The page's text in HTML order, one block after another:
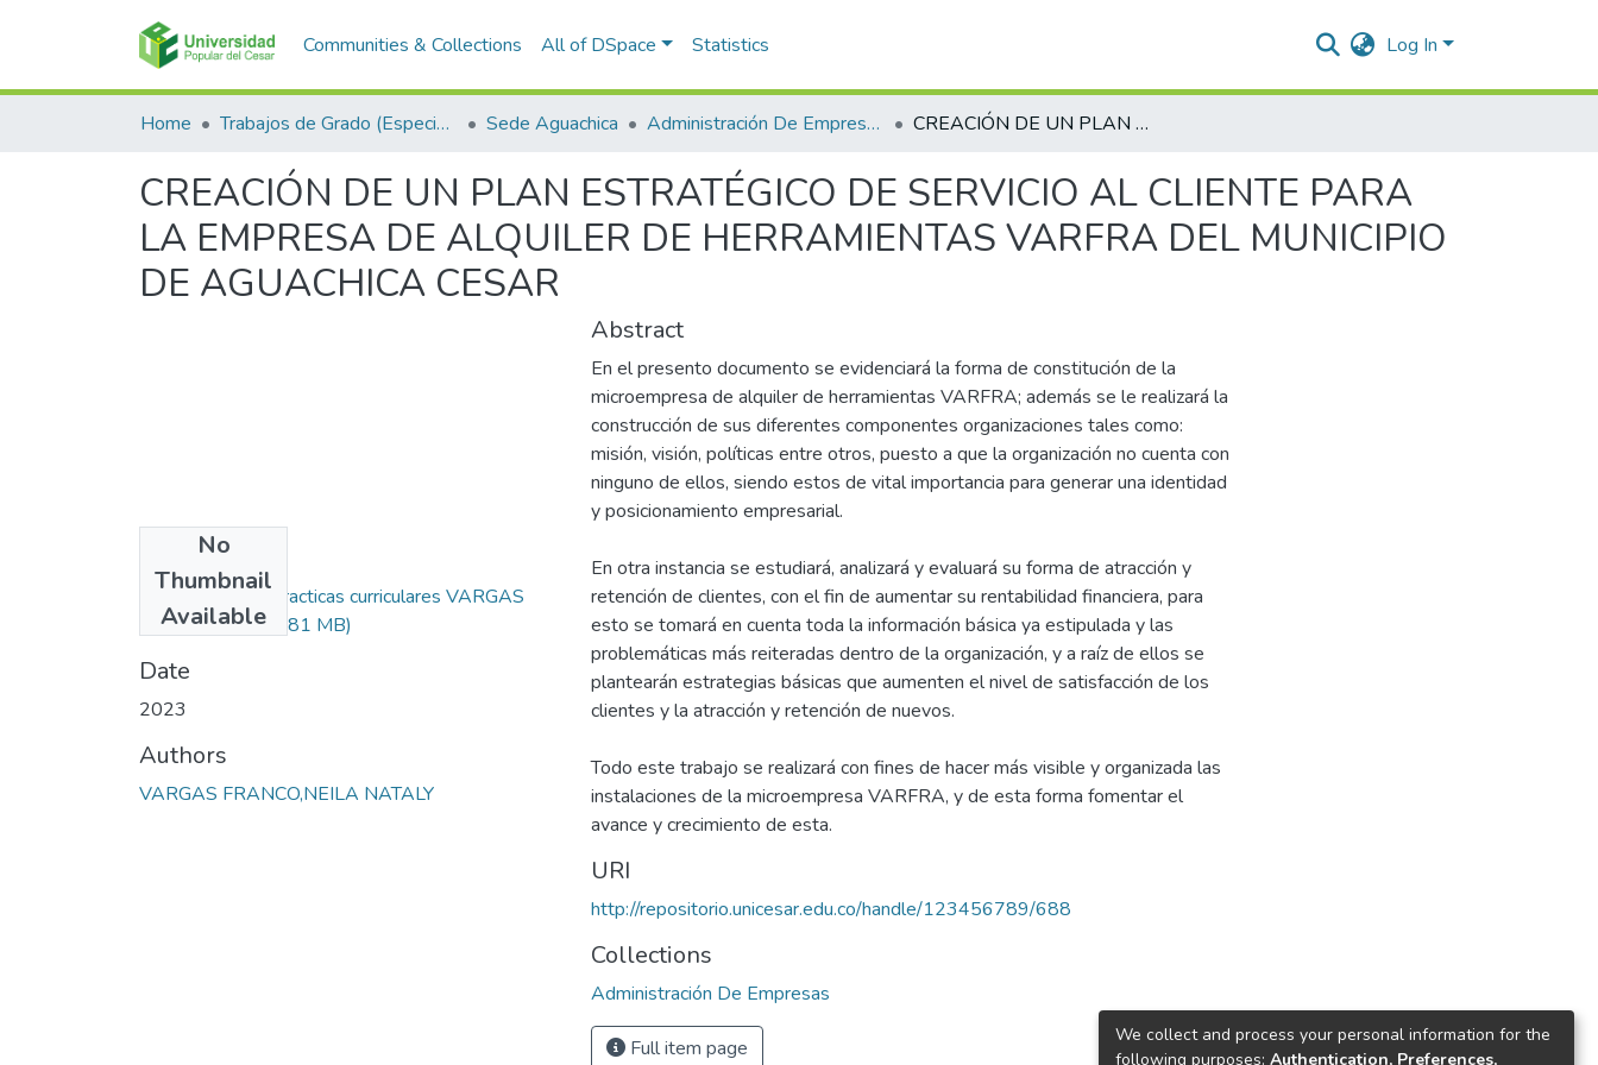
Communities & Collections All of DSpace Statistics Log In
Home Trabajos de Grado (Especializaciones y Pregrados) Sede Aguachica Administración De Empresas CREACIÓN DE UN PLAN ESTRATÉGICO DE SERVICIO AL CLIENTE PARA LA EMPRESA DE ALQUILER DE HERRAMIENTAS VARFRA DEL MUNICIPIO DE AGUACHICA CESAR
CREACIÓN DE UN PLAN ESTRATÉGICO DE SERVICIO AL CLIENTE PARA
LA EMPRESA DE ALQUILER DE HERRAMIENTAS VARFRA DEL MUNICIPIO
DE AGUACHICA CESAR
No
Thumbnail
Available
Informe final de practicas curriculares VARGAS
NEILA (1).docx (3.81 MB)
Date
2023
Authors
VARGAS FRANCO,NEILA NATALY
Abstract
En el presento documento se evidenciará la forma de constitución de la
microempresa de alquiler de herramientas VARFRA; además se le realizará la
construcción de sus diferentes componentes organizaciones tales como:
misión, visión, políticas entre otros, puesto a que la organización no cuenta con
ninguno de ellos, siendo estos de vital importancia para generar una identidad
y posicionamiento empresarial.
En otra instancia se estudiará, analizará y evaluará su forma de atracción y
retención de clientes, con el fin de aumentar su rentabilidad financiera, para
esto se tomará en cuenta toda la información básica ya estipulada y las
problemáticas más reiteradas dentro de la organización, y a raíz de ellos se
plantearán estrategias básicas que aumenten el nivel de satisfacción de los
clientes y la atracción y retención de nuevos.
Todo este trabajo se realizará con fines de hacer más visible y organizada las
instalaciones de la microempresa VARFRA, y de esta forma fomentar el
avance y crecimiento de esta.
URI
http://repositorio.unicesar.edu.co/handle/123456789/688
Collections
Administración De Empresas
Full item page
We collect and process your personal information for the
following purposes: Authentication, Preferences,